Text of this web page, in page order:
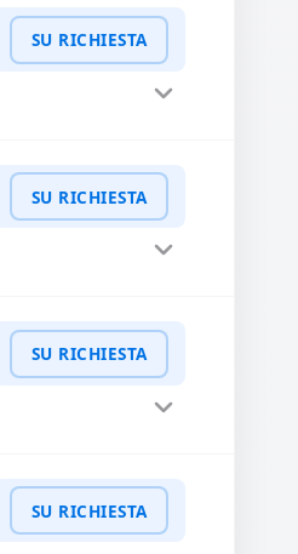
WhatsApp
SU RICHIESTA
WhatsApp
SU RICHIESTA
WhatsApp
SU RICHIESTA
WhatsApp
SU RICHIESTA